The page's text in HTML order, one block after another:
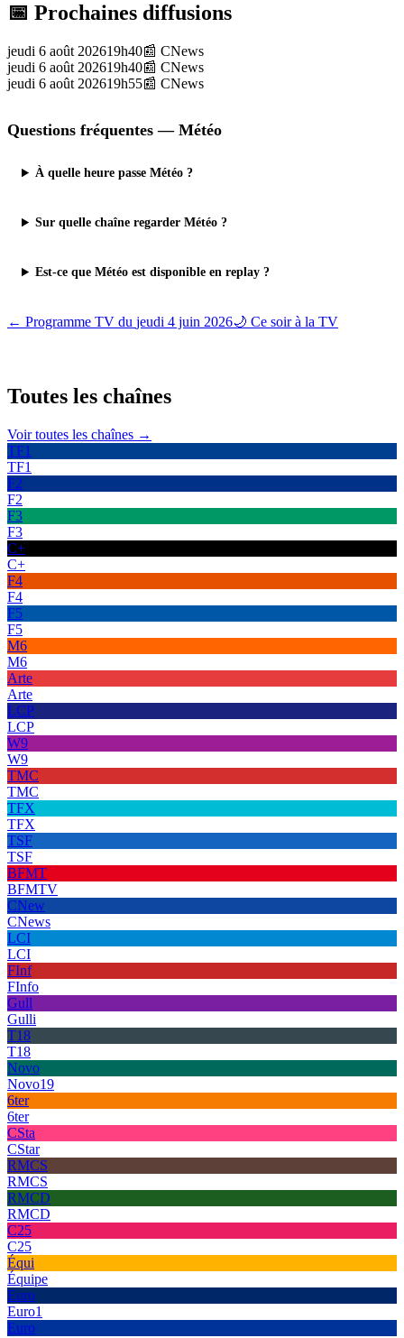
📅 Prochaines diffusions
jeudi 6 août 202619h40📰 CNews
jeudi 6 août 202619h40📰 CNews
jeudi 6 août 202619h55📰 CNews
Questions fréquentes — Météo
À quelle heure passe Météo ?
Sur quelle chaîne regarder Météo ?
Est-ce que Météo est disponible en replay ?
← Programme TV du jeudi 4 juin 2026🌙 Ce soir à la TV
Toutes les chaînes
Voir toutes les chaînes →
TF1
TF1
F2
F2
F3
F3
C+
C+
F4
F4
F5
F5
M6
M6
Arte
Arte
LCP
LCP
W9
W9
TMC
TMC
TFX
TFX
TSF
TSF
BFMT
BFMTV
CNew
CNews
LCI
LCI
FInf
FInfo
Gull
Gulli
T18
T18
Novo
Novo19
6ter
6ter
CSta
CStar
RMCS
RMCS
RMCD
RMCD
C25
C25
Équi
Équipe
Euro
Euro1
Euro